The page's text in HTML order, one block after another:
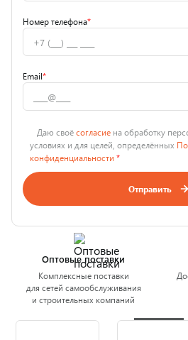
Номер телефона*
Email*
Даю своёсогласие на обработку
условиях и для целей, определённых
конфиденциальности *
Отправить
Оптовые поставки
Комплексные поставки
для сетей самообслуживания
и строительных компаний